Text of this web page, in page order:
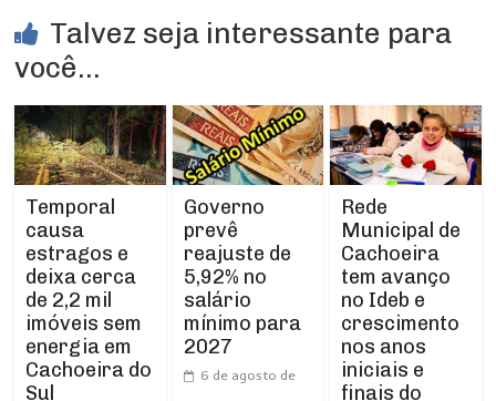
Talvez seja interessante para
você...
Temporal
causa
estragos e
deixa cerca
de 2,2 mil
imóveis sem
energia em
Cachoeira do
Sul
Governo
prevê
reajuste de
5,92% no
salário
mínimo para
2027
6 de agosto de
Rede
Municipal de
Cachoeira
tem avanço
no Ideb e
crescimento
nos anos
iniciais e
finais do